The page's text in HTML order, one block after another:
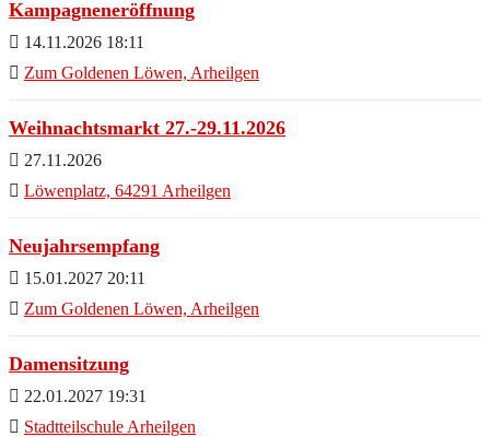
Kampagneneröffnung
14.11.2026 18:11
Zum Goldenen Löwen, Arheilgen
Weihnachtsmarkt 27.-29.11.2026
27.11.2026
Löwenplatz, 64291 Arheilgen
Neujahrsempfang
15.01.2027 20:11
Zum Goldenen Löwen, Arheilgen
Damensitzung
22.01.2027 19:31
Stadtteilschule Arheilgen